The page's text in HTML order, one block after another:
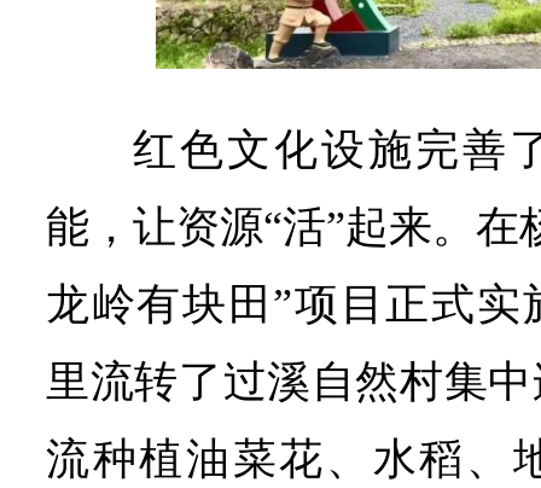
红色文化设施完善
能，让资源“活”起来。在
龙岭有块田”项目正式
里流转了过溪自然村集
流种植油菜花、水稻、